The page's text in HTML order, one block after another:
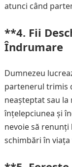
atunci când
**4. Fii
Îndrumare
Dumnezeu
partenerul trimis
neașteptat sau
înțelepciunea și
nevoie să renunți
schimbări în